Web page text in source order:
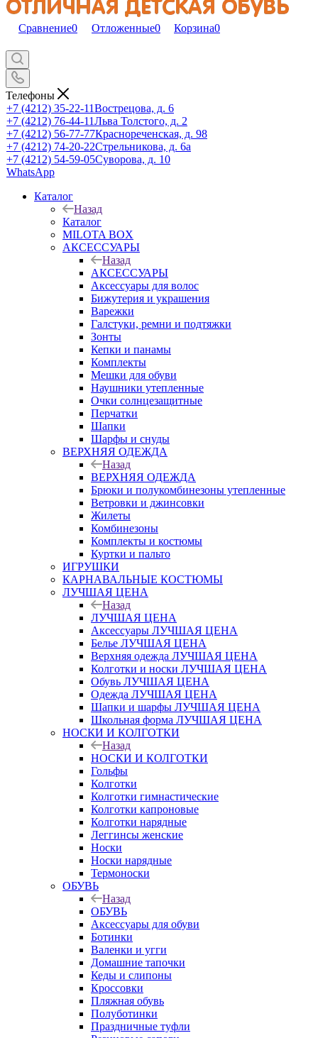
Сравнение0 Отложенные0 Корзина0
Телефоны
+7 (4212) 35-22-11Вострецова, д. 6
+7 (4212) 76-44-11Льва Толстого, д. 2
+7 (4212) 56-77-77Краснореченская, д. 98
+7 (4212) 74-20-22Стрельникова, д. 6а
+7 (4212) 54-59-05Суворова, д. 10
WhatsApp
Каталог
Назад
Каталог
MILOTA BOX
АКСЕССУАРЫ
Назад
АКСЕССУАРЫ
Аксессуары для волос
Бижутерия и украшения
Варежки
Галстуки, ремни и подтяжки
Зонты
Кепки и панамы
Комплекты
Мешки для обуви
Наушники утепленные
Очки солнцезащитные
Перчатки
Шапки
Шарфы и снуды
ВЕРХНЯЯ ОДЕЖДА
Назад
ВЕРХНЯЯ ОДЕЖДА
Брюки и полукомбинезоны утепленные
Ветровки и джинсовки
Жилеты
Комбинезоны
Комплекты и костюмы
Куртки и пальто
ИГРУШКИ
КАРНАВАЛЬНЫЕ КОСТЮМЫ
ЛУЧШАЯ ЦЕНА
Назад
ЛУЧШАЯ ЦЕНА
Аксессуары ЛУЧШАЯ ЦЕНА
Белье ЛУЧШАЯ ЦЕНА
Верхняя одежда ЛУЧШАЯ ЦЕНА
Колготки и носки ЛУЧШАЯ ЦЕНА
Обувь ЛУЧШАЯ ЦЕНА
Одежда ЛУЧШАЯ ЦЕНА
Шапки и шарфы ЛУЧШАЯ ЦЕНА
Школьная форма ЛУЧШАЯ ЦЕНА
НОСКИ И КОЛГОТКИ
Назад
НОСКИ И КОЛГОТКИ
Гольфы
Колготки
Колготки гимнастические
Колготки капроновые
Колготки нарядные
Леггинсы женские
Носки
Носки нарядные
Термоноски
ОБУВЬ
Назад
ОБУВЬ
Аксессуары для обуви
Ботинки
Валенки и угги
Домашние тапочки
Кеды и слипоны
Кроссовки
Пляжная обувь
Полуботинки
Праздничные туфли